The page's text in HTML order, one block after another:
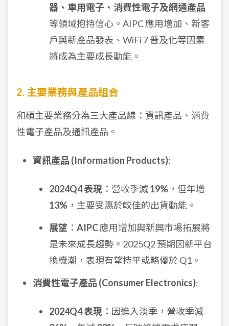
器、車用電子、消費性電子及網通產品
等領域抱持信心。AIPC 應用增加、新客
戶與新產品發表、WiFi 7 普及化等因素
將成為主要成長動能。
2. 主要業務與產品組合
和碩主要業務分為三大產品線：資訊產品、消費
性電子產品及通訊產品。
資訊產品 (Information Products):
2024Q4 表現 ：營收季減19% ，但年增
13% ，主要受惠於較佳的出貨動能。
展望 ： AIPC應用增加與新興市場拓展將
是未來成長趨勢。2025Q2 預期因新平台
換機潮，表現有望持平或略優於 Q1。
消費性電子產品 (Consumer Electronics):
2024Q4 表現 ：因進入淡季，營收季減